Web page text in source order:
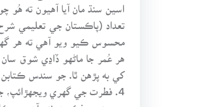
اسين سنڌ مان آيا آهيون ته
تعداد (پاڪستان جي تعليمي
محسوس ڪيو ويو آهي ته هر
هر عُمر جا ماڻهو ڏاڍي شوق
کي به پڙهن ٿا. جو سندس
4. فطرت جي گهري ويجهڙائپ،
پيچرن جو ذڪر هوندو آهي